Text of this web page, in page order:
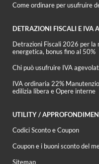
Come ordinare per usufruire
DETRAZIONI FISCALI E IVA
Detrazioni Fiscali 2026 per
energetica, bonus fino al 50%
Chi può usufruire IVA
IVA ordinaria 22%
edilizia libera e Opere interne
UTILITY /
Codici Sconto e Coupon
Coupon e i buoni sconto del
Sitemap